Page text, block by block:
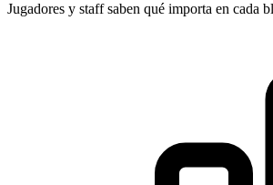
Jugadores y staff saben qué importa en cada